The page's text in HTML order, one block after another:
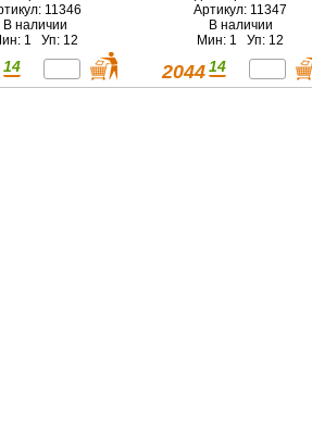
11346
В наличии
1 Уп: 12
14
Артикул: 11347
В наличии
Мин: 1 Уп: 12
2044 14